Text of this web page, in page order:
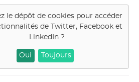
le dépôt de cookies pour accéder
de Twitter, Facebook et
LinkedIn?
Oui Toujours